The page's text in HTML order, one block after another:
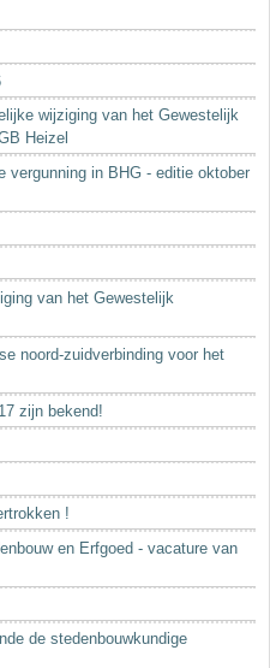
wijziging van het Gewestelijk
Heizel
vergunning in BHG - editie oktober
van het Gewestelijk
noord-zuidverbinding voor het
zijn bekend!
!
en Erfgoed - vacature van
de stedenbouwkundige